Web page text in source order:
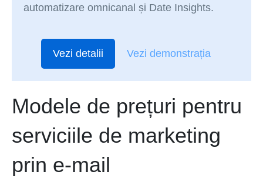
automatizare omnicanal și Date Insights.
Vezi detalii Vezi demonstrația
Modele de prețuri pentru
serviciile de marketing
prin e-mail